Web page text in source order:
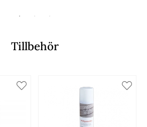
Tillbehör